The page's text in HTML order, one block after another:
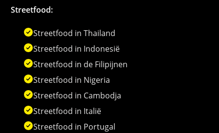
Streetfood:
Streetfood in Thailand
Streetfood in Indonesië
Streetfood in de Filipijnen
Streetfood in Nigeria
Streetfood in Cambodja
Streetfood in Italië
Streetfood in Portugal